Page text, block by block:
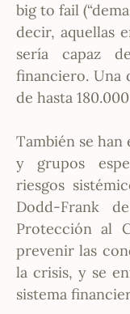
big to fail
decir, aquellas
sería capaz
financiero. Una
de hasta
También se
y grupos
riesgos
Dodd-Frank
Protección al
prevenir las
la crisis, y se
sistema